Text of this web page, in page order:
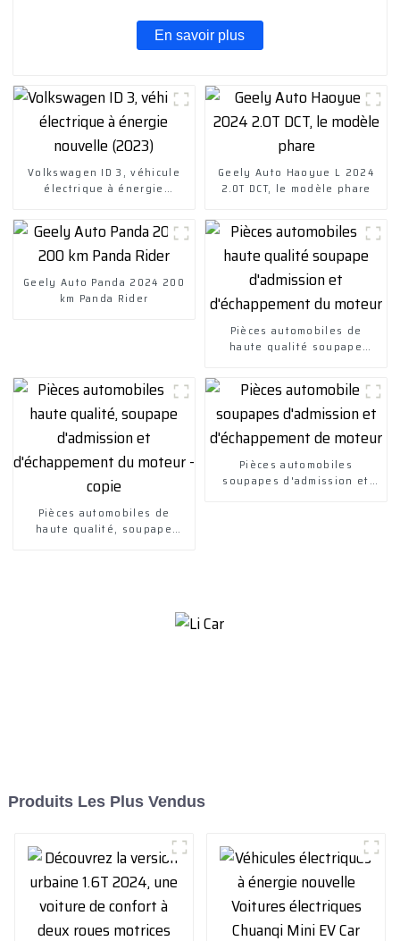
En savoir plus
Volkswagen ID 3, véhicule
électrique à énergie
Geely Auto Haoyue L 2024
2.0T DCT, le modèle phare
Geely Auto Panda 2024 200
km Panda Rider
Pièces automobiles de
haute qualité soupape
d'échappement du moteur
Pièces automobiles de
haute qualité, soupape
Pièces automobiles
soupapes d'admission et
Produits Les Plus Vendus